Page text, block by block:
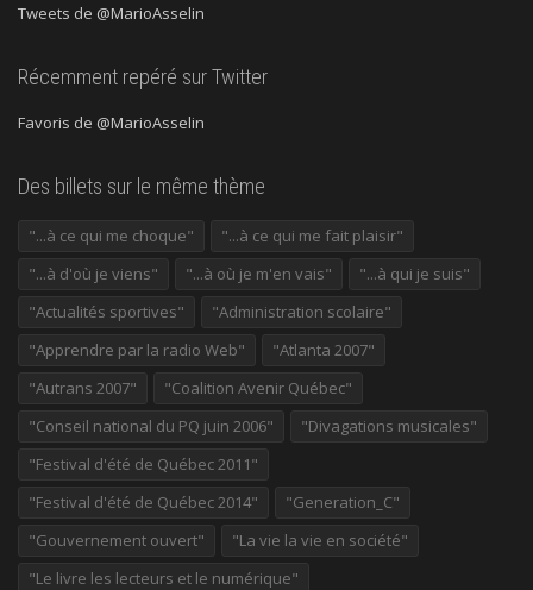
Tweets de @MarioAsselin
Récemment repéré sur Twitter
Favoris de @MarioAsselin
Des billets sur le même thème
"...à ce qui me choque"
"...à ce qui me fait plaisir"
"...à d'où je viens"
"...à où je m'en vais"
"...à qui je suis"
"Actualités sportives"
"Administration scolaire"
"Apprendre par la radio Web"
"Atlanta 2007"
"Autrans 2007"
"Coalition Avenir Québec"
"Conseil national du PQ juin 2006"
"Divagations musicales"
"Festival d'été de Québec 2011"
"Festival d'été de Québec 2014"
"Generation_C"
"Gouvernement ouvert"
"La vie la vie en société"
"Le livre les lecteurs et le numérique"